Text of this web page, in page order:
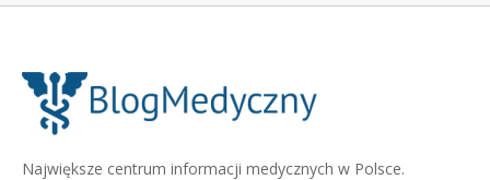
Największe centrum informacji medycznych w Polsce.